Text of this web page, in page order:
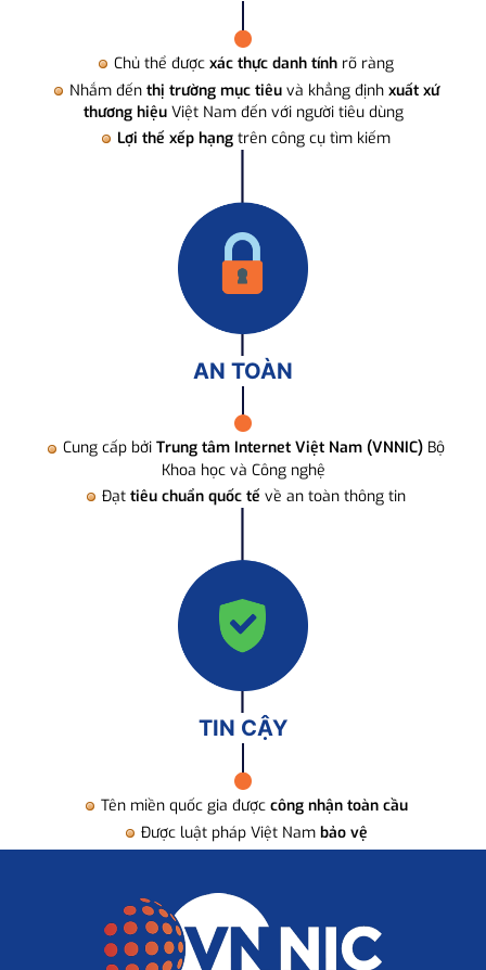
Chủ thể được xác thực danh tính rõ ràng
Nhắm đến thị trường mục tiêuvà khẳng định xuất xứ
thương hiệuViệt Nam đến với người tiêu dùng
Lợi thế xếp hạng trên công cụ tìm kiếm
AN TOÀN
Cung cấp bởi Trung tâm Internet Việt Nam (VNNIC) Bộ
Khoa học và Công nghệ
Đạt tiêu chuẩn quốc tế về an toàn thông tin
TIN CẬY
Tên miền quốc gia được công nhận toàn cầu
Được luật pháp Việt Nam bảo vệ